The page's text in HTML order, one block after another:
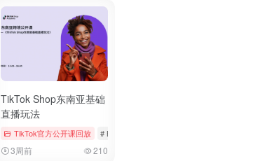
# 官方公开课回放 # 手机与数码
TikTok Shop东南亚基础
直播玩法
TikTok官方公开课回放 # Bookings & Vouchers
3周前 210